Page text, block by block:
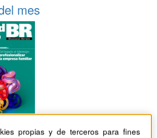
mes
propias y de terceros para fines